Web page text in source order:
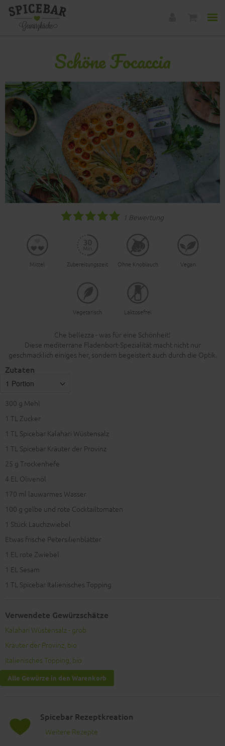
Schöne Focaccia
1 Bewertung
Mittel Zubereitungszeit Ohne Knoblauch Vegan
Vegetarisch Laktosefrei
Che bellezza - was für eine Schönheit!
Diese mediterrane Fladenbort-Spezialität macht nicht nur
geschmacklich einiges her, sondern begeistert auch durch die Optik.
Zutaten
300 g Mehl
1 TL Zucker
1 TL Spicebar Kalahari Wüstensalz
1 TL Spicebar Kräuter der Provinz
25 g Trockenhefe
4 EL Olivenöl
170 ml lauwarmes Wasser
100 g gelbe und rote Cocktailtomaten
1 Stück Lauchzwiebel
Etwas frische Petersilienblätter
1 EL rote Zwiebel
1 EL Sesam
1 TL Spicebar Italienisches Topping
Verwendete Gewürzschätze
Kalahari Wüstensalz - grob
Kräuter der Provinz, bio
Italienisches Topping, bio
Alle Gewürze in den Warenkorb
Spicebar Rezeptkreation
Weitere Rezepte